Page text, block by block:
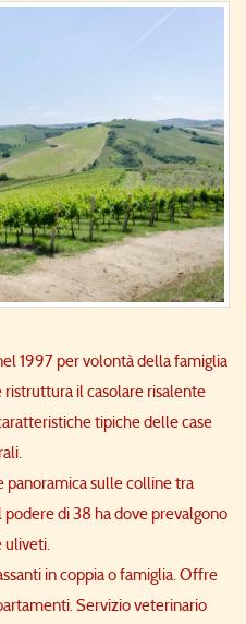
1997 per volontà della famiglia
ristruttura il casolare risalente
tipiche delle case
panoramica sulle colline tra
di 38 ha dove prevalgono
uliveti.
in coppia o famiglia. Offre
Servizio veterinario